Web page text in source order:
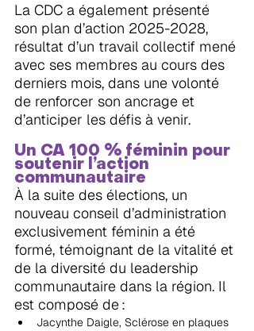
La CDC a également présenté
son plan d’action 2025-2028,
résultat d’un travail collectif mené
avec ses membres au cours des
derniers mois, dans une volonté
de renforcer son ancrage et
d’anticiper les défis à venir.
Un CA 100 % féminin pour
soutenir l’action
communautaire
À la suite des élections, un
nouveau conseil d’administration
exclusivement féminin a été
formé, témoignant de la vitalité et
de la diversité du leadership
communautaire dans la région. Il
est composé de :
Jacynthe Daigle, Sclérose en plaques